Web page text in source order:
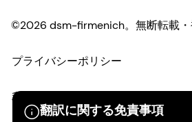
翻訳に関する免責事項
©2026 dsm-firmenich。無断転載・
プライバシーポリシー
利用規約